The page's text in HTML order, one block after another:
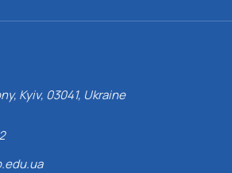
Kyiv, 03041, Ukraine